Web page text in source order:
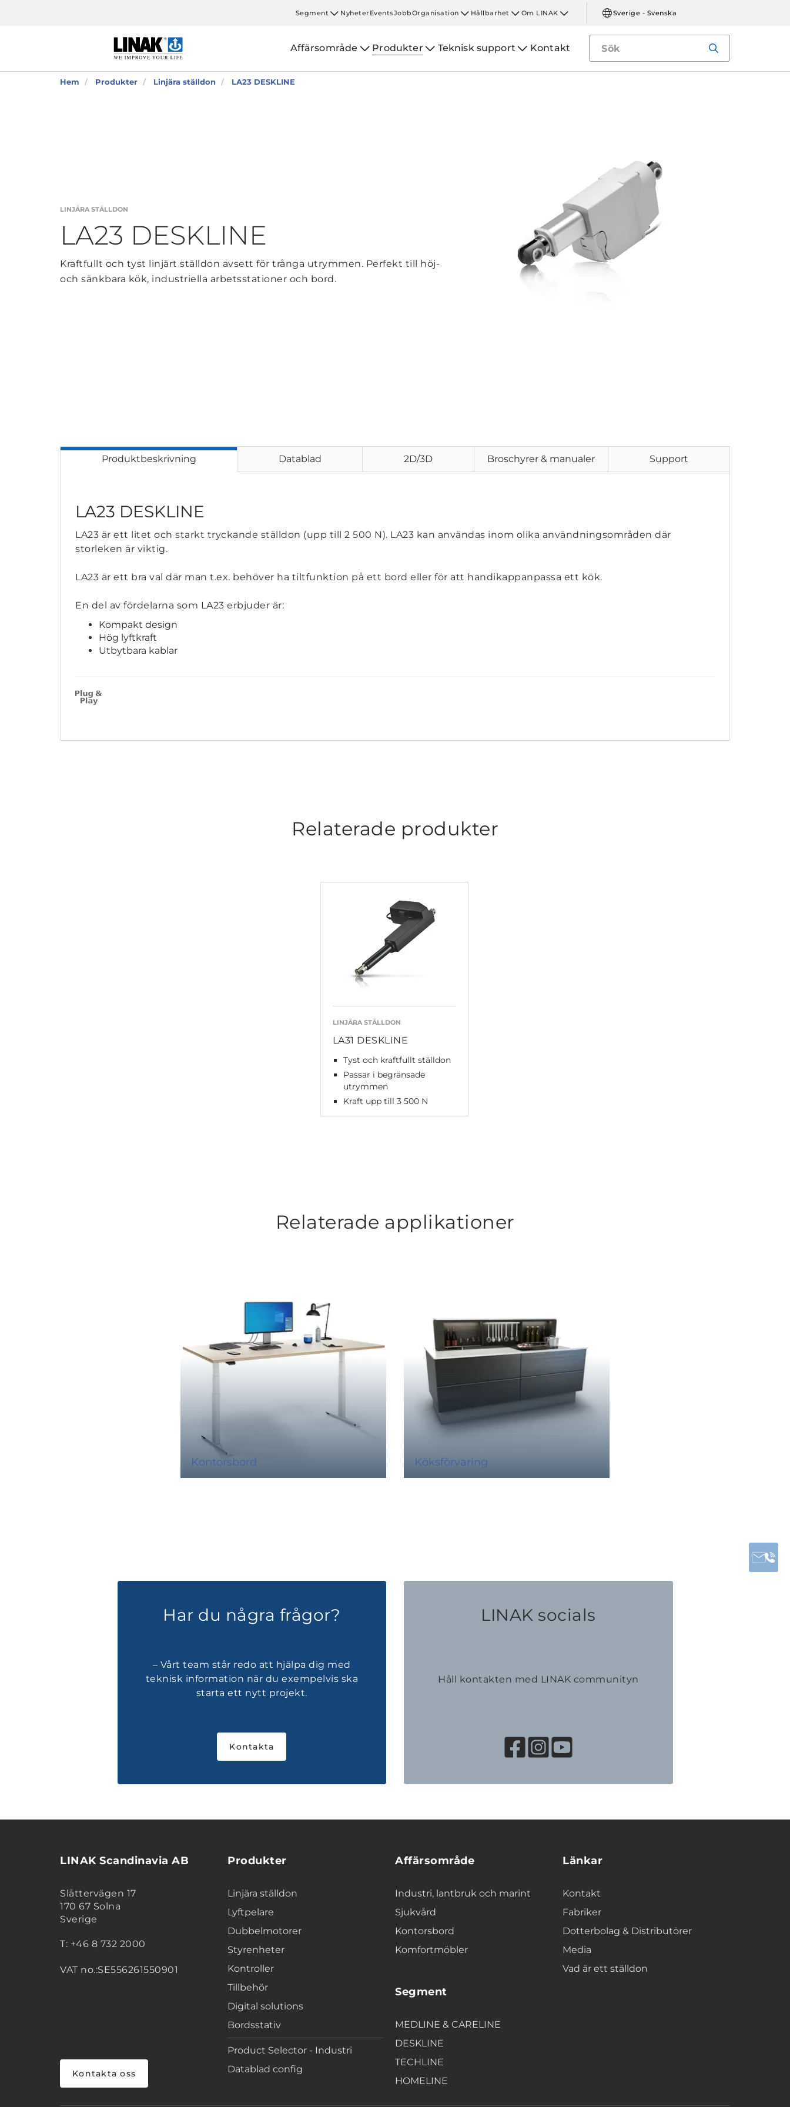
Segment NyheterEventsJobbOrganisation Hållbarhet Om LINAK Sverige - Svenska
Affärsområde Produkter Teknisk support Kontakt
Hem Produkter Linjära ställdon LA23 DESKLINE
LINJÄRA STÄLLDON
LA23 DESKLINE
Kraftfullt och tyst linjärt ställdon avsett för trånga utrymmen. Perfekt till höj-
och sänkbara kök, industriella arbetsstationer och bord.
Produktbeskrivning Datablad 2D/3D Broschyrer & manualer Support
LA23 DESKLINE
LA23 är ett litet och starkt tryckande ställdon (upp till 2 500 N). LA23 kan användas inom olika användningsområden där
storleken är viktig.
LA23 är ett bra val där man t.ex. behöver ha tiltfunktion på ett bord eller för att handikappanpassa ett kök.
En del av fördelarna som LA23 erbjuder är:
Kompakt design
Hög lyftkraft
Utbytbara kablar
Relaterade produkter
LINJÄRA STÄLLDON
LA31 DESKLINE
Tyst och kraftfullt ställdon
Passar i begränsade
utrymmen
Kraft upp till 3 500 N
Relaterade applikationer
Kontorsbord Köksförvaring
Har du några frågor?
– Vårt team står redo att hjälpa dig med
teknisk information när du exempelvis ska
starta ett nytt projekt.
Kontakta
LINAK socials
Håll kontakten med LINAK communityn
LINAK Scandinavia AB
Slåttervägen 17
170 67 Solna
Sverige
T: +46 8 732 2000
VAT no.:SE556261550901
Kontakta oss
Produkter
Linjära ställdon
Lyftpelare
Dubbelmotorer
Styrenheter
Kontroller
Tillbehör
Digital solutions
Bordsstativ
Product Selector - Industri
Datablad config
Affärsområde
Industri, lantbruk och marint
Sjukvård
Kontorsbord
Komfortmöbler
Segment
MEDLINE & CARELINE
DESKLINE
TECHLINE
HOMELINE
Länkar
Kontakt
Fabriker
Dotterbolag & Distributörer
Media
Vad är ett ställdon